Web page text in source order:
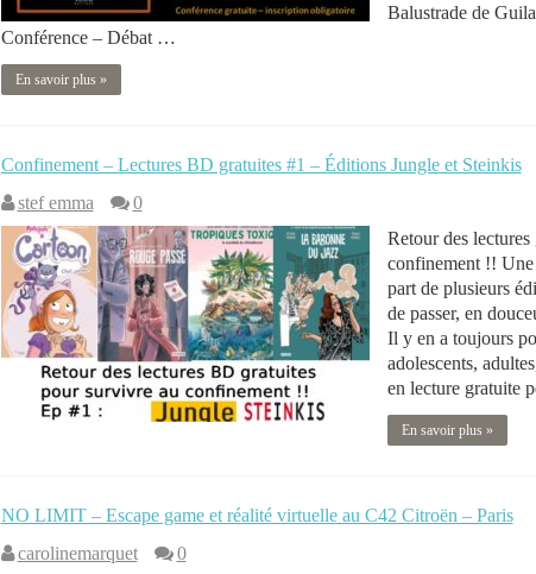
Balustrade de
Conférence – Débat …
En savoir plus »
Confinement – Lectures BD gratuites #1 – Éditions Jungle et Steinkis
stef emma
0
Retour des
confinement !!
part de plusieurs
de passer, en
Il y en a toujours
adolescents,
en lecture gratuite
En savoir plus »
NO LIMIT – Escape game et réalité virtuelle au C42 Citroën – Paris
carolinemarquet
0